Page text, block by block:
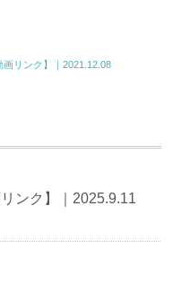
画リンク】｜2021.12.08
ンク】｜2025.9.11